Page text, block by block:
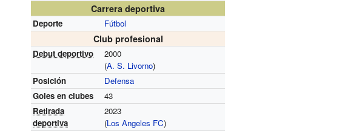
Carrera deportiva
Deporte Fútbol
Club profesional
Debut deportivo
2000
(A. S. Livorno)
Posición
Defensa
Goles en clubes
43
Retirada
deportiva
2023
(Los Angeles FC)